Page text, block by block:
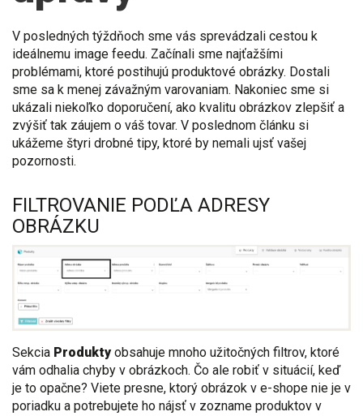
V posledných týždňoch sme vás sprevádzali cestou k
ideálnemu image feedu. Začínali sme najťažšími
problémami, ktoré postihujú produktové obrázky. Dostali
sme sa k menej závažným varovaniam. Nakoniec sme si
ukázali niekoľko doporučení, ako kvalitu obrázkov zlepšiť a
zvýšiť tak záujem o váš tovar. V poslednom článku si
ukážeme štyri drobné tipy, ktoré by nemali ujsť vašej
pozornosti.
FILTROVANIE PODĽA ADRESY
OBRÁZKU
Sekcia Produktyobsahuje mnoho užitočných filtrov, ktoré
vám odhalia chyby v obrázkoch. Čo ale robiť v situácií, keď
je to opačne? Viete presne, ktorý obrázok v e-shope nie je v
poriadku a potrebujete ho nájsť v zozname produktov v